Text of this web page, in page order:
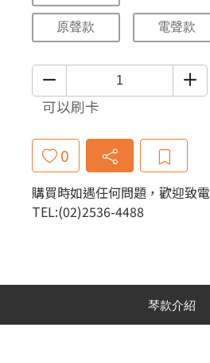
原聲款 電聲款
可以刷卡
0
購買時如遇任何問題，歡迎致
TEL:(02)2536-4488